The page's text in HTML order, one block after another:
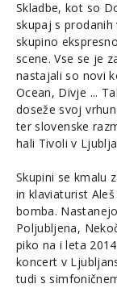
Skladbe, kot so
skupaj s
skupino
scene. Vse se je
nastajali so novi
Ocean, Divje ...
doseže svoj
ter slovenske
hali Tivoli v
Skupini se kmalu
in klaviaturist
bomba.
Poljubljena,
piko na i leta
koncert v
tudi s